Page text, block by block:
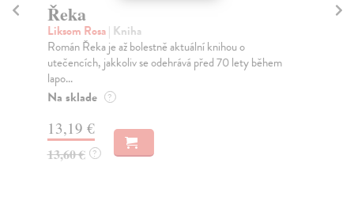
Řeka zázraků
Kořen Vladimír| Kniha
S touto knihou otevřete vnitřní svět moderátora
oblíbeného televizního pořadu Zázraky přírody
Vladim...
Zasielame do 12 dní
20,47 €
21,10 € ?